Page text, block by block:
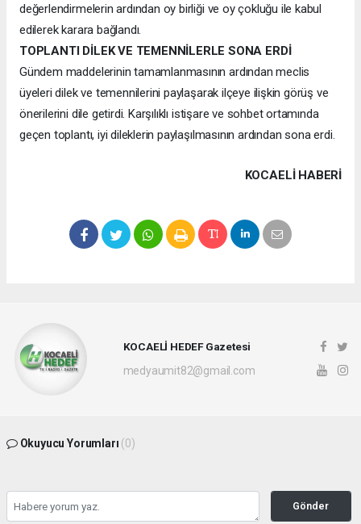
değerlendirmelerin ardından oy birliği ve oy çokluğu ile kabul
edilerek karara bağlandı.
TOPLANTI DİLEK VE TEMENNİLERLE SONA ERDİ
Gündem maddelerinin tamamlanmasının ardından meclis
üyeleri dilek ve temennilerini paylaşarak ilçeye ilişkin görüş ve
önerilerini dile getirdi. Karşılıklı istişare ve sohbet ortamında
geçen toplantı, iyi dileklerin paylaşılmasının ardından sona erdi.
KOCAELI HABERİ
KOCAELİ HEDEF Gazetesi
medyaumit82@gmail.com
Okuyucu Yorumları (0)
Gönder